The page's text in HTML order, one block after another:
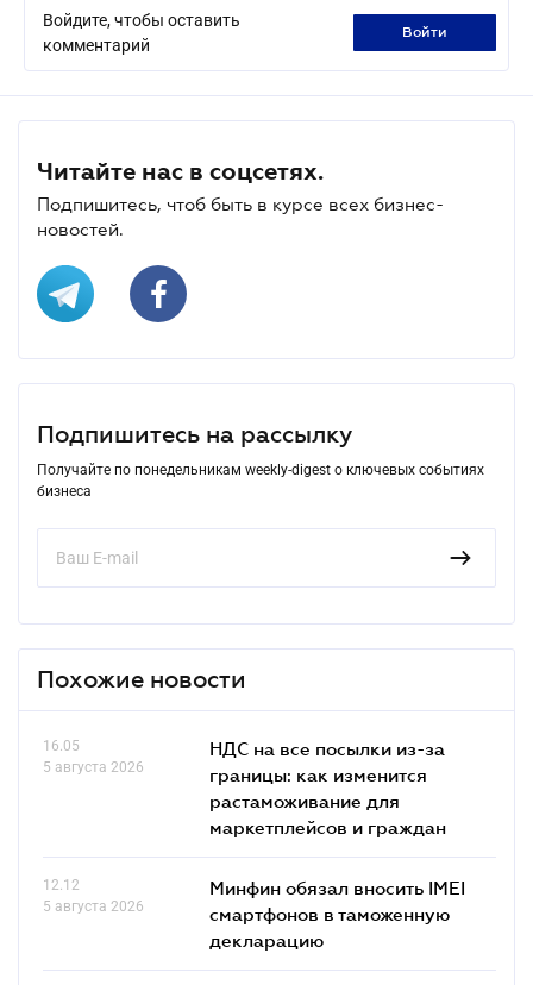
Войдите, чтобы оставить
комментарий
войти
Читайте нас в соцсетях.
Подпишитесь, чтоб быть в курсе всех бизнес-
новостей.
Подпишитесь на рассылку
Получайте по понедельникам weekly-digest о ключевых событиях
бизнеса
Похожие новости
16.05
5 августа 2026
НДС на все посылки из-за
границы: как изменится
растаможивание для
маркетплейсов и граждан
12.12
5 августа 2026
Минфин обязал вносить IMEI
смартфонов в таможенную
декларацию